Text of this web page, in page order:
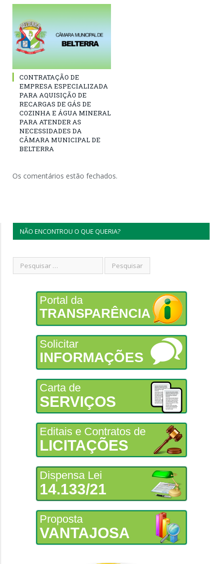
CONTRATAÇÃO DE
EMPRESA ESPECIALIZADA
PARA AQUISIÇÃO DE
RECARGAS DE GÁS DE
COZINHA E ÁGUA MINERAL
PARA ATENDER AS
NECESSIDADES DA
CÂMARA MUNICIPAL DE
BELTERRA
Os comentários estão fechados.
NÃO ENCONTROU O QUE QUERIA?
Portal da
TRANSPARÊNCIA
Solicitar
INFORMAÇÕES
Carta de
SERVIÇOS
Editais e Contratos de
LICITAÇÕES
Dispensa Lei
14.133/21
Proposta
VANTAJOSA